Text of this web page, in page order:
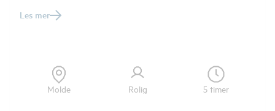
Les mer
Molde Rolig 5 timer